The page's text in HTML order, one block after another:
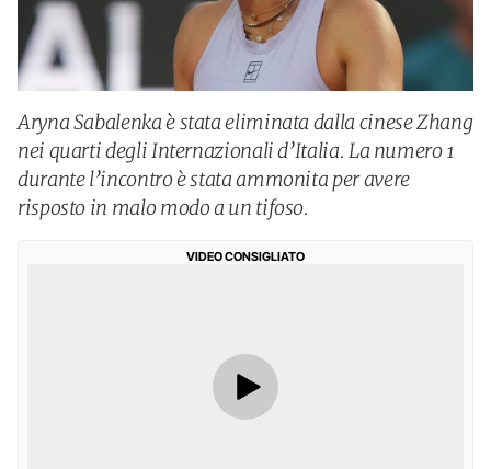
Aryna Sabalenka è stata eliminata dalla cinese Zhang
nei quarti degli Internazionali d’Italia. La numero 1
durante l’incontro è stata ammonita per avere
risposto in malo modo a un tifoso.
VIDEO CONSIGLIATO